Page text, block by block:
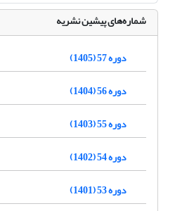
شماره‌های پیشین نشریه
دوره 57 (1405)
دوره 56 (1404)
دوره 55 (1403)
دوره 54 (1402)
دوره 53 (1401)